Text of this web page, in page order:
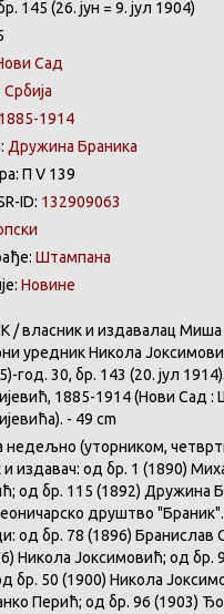
145 (26. јун = 9. јул 1904)
Сад
Србија
1885-1914
Дружина Браника
П V 139
ID: 132909063
Штампана
Новине
/ власник и издавалац Миша
уредник Никола
год. 30, бр. 143 (20. јул
1885-1914 (Нови Сад :
- 49 cm
недељно (уторником,
и издавач: од бр. 1 (1890)
од бр. 115 (1892) Дружина
друштво
од бр. 78 (1896) Бранислав
Никола Јоксимовић; од бр.
бр. 50 (1900) Никола
Перић; од бр. 96 (1903)